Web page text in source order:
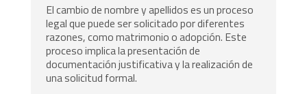
El cambio de nombre y apellidos es un proceso
legal que puede ser solicitado por diferentes
razones, como matrimonio o adopción. Este
proceso implica la presentación de
documentación justificativa y la realización de
una solicitud formal.